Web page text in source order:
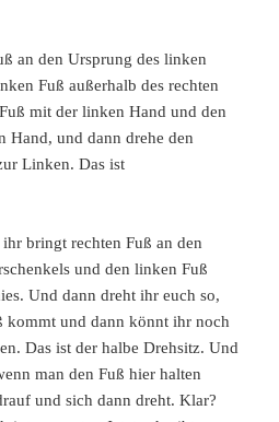
an den Ursprung des linken
Fuß außerhalb des rechten
mit der linken Hand und den
Hand, und dann drehe den
Linken. Das ist
bringt rechten Fuß an den
und den linken Fuß
Und dann dreht ihr euch so,
kommt und dann könnt ihr noch
Das ist der halbe Drehsitz. Und
man den Fuß hier halten
und sich dann dreht. Klar?